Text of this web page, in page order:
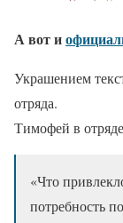
А вот и
Украшением
отряда.
Тимофей в
«Что
потребность